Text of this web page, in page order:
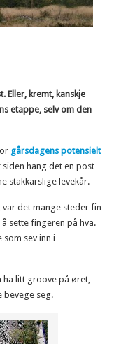
Eller, kremt, kanskje
etappe, selv om den
gårsdagens potensielt
hang det en post
stakkarslige levekår.
det mange steder fin
sette fingeren på hva.
som sev inn i
ha litt groove på øret,
bevege seg.